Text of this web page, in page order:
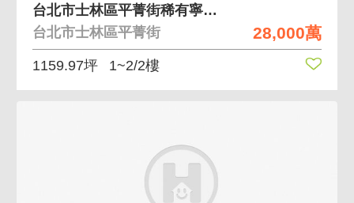
28,000萬
台北市士林區平菁街稀有寧靜美建地送大別墅
台北市士林區平菁街
1159.97坪 1~2/2樓